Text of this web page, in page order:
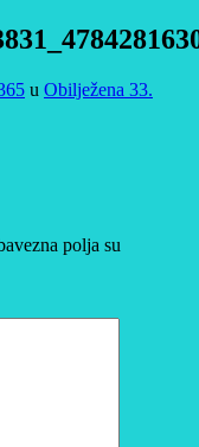
u Obilježena 33.
polja su